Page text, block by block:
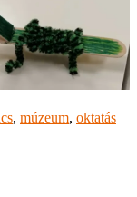
, múzeum, oktatás